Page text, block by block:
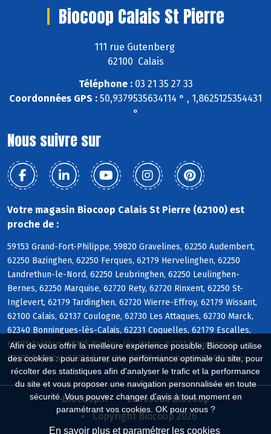
Afin de vous offrir la meilleure expérience possible, Biocoop utilise
des cookies : pour assurer une performance optimale du site, pour
récolter des statistiques afin d'analyser le trafic et la performance
du site et vous proposer une navigation personnalisée en toute
sécurité. Vous pouvez changer d'avis à tout moment en
paramétrant vos cookies. OK pour vous ?
En savoir plus et paramétrer les cookies
Biocoop Calais St Pierre
111 rue Gutenberg
62100 Calais
Téléphone :03 21 35 27 33
Coordonnées GPS : 50,9379535634114 ° , 1,8625125354431
°
Nous suivre sur
Votre magasin Biocoop Calais St Pierre (62100) est
proche de :
59153 Grand-Fort-Philippe, 59820 Gravelines, 62250 Audembert,
62250 Bazinghen, 62250 Ferques, 62179 Hervelinghen, 62250
Landrethun-le-Nord, 62250 Leubringhen, 62250 Leulinghen-
Bernes, 62250 Marquise, 62720 Rety, 62720 Rinxent, 62250 St-
Inglevert, 62179 Tardinghen, 62720 Wierre-Effroy, 62179 Wissant,
62100 Calais, 62137 Coulogne, 62730 Les Attaques, 62730 Marck,
62340 Bonningues-lès-Calais, 62231 Coquelles, 62179 Escalles,
62185 Fréthun, 62185 Nielles-lès-Calais, 62231 Peuplingues,
62185 St-Tricat, 62231 Sangatte, 62850 Alembon, 62340 Andres
Biocoop.fr
Le réseau Biocoop
Copyright Biocoop 2026